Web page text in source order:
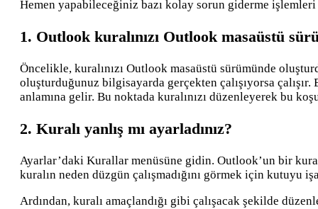
Hemen yapabileceğiniz bazı kolay sorun giderme
1. Outlook kuralınızı Outlook masaüstü
Öncelikle, kuralınızı Outlook masaüstü sürümünde
oluşturduğunuz bilgisayarda gerçekten çalışıyorsa
anlamına gelir. Bu noktada kuralınızı düzenleyerek bu
2. Kuralı yanlış mı ayarladınız?
Ayarlar’daki Kurallar menüsüne gidin. Outlook’un bir
kuralın neden düzgün çalışmadığını görmek için kutuyu
Ardından, kuralı amaçlandığı gibi çalışacak şekilde